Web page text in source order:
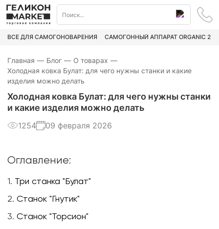
ВСЁ ДЛЯ САМОГОНОВАРЕНИЯ САМОГОННЫЙ АППАРАТ ORGANIC 2
Главная — Блог — О товарах —
Холодная ковка Булат: для чего нужны станки и какие
изделия можно делать
Холодная ковка Булат: для чего нужны станки
и какие изделия можно делать
1254 09 февраля 2026
Оглавление:
1. Три станка "Булат"
2. Станок "Гнутик"
3. Станок "Торсион"